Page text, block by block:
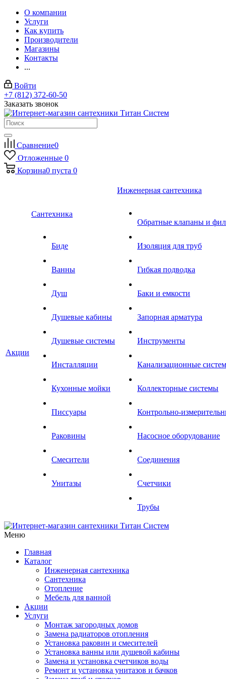
О компании
Услуги
Как купить
Производители
Магазины
Контакты
...
Войти
+7 (812) 372-60-50
Заказать звонок
Сравнение0
Отложенные 0
Корзина0 пуста 0
Акции
Сантехника
Биде
Ванны
Душ
Душевые кабины
Душевые системы
Инсталляции
Кухонные мойки
Писсуары
Раковины
Смесители
Унитазы
Инженерная сантехника
Обратные клапаны и
Изоляция для труб
Гибкая подводка
Баки и емкости
Запорная арматура
Инструменты
Канализационные
Коллекторные системы
Контрольно-
Насосное оборудование
Соединения
Счетчики
Трубы
Меню
Главная
Каталог
Инженерная сантехника
Сантехника
Отопление
Мебель для ванной
Акции
Услуги
Монтаж загородных домов
Замена радиаторов отопления
Установка раковин и смесителей
Установка ванны или душевой кабины
Замена и установка счетчиков воды
Ремонт и установка унитазов и бачков